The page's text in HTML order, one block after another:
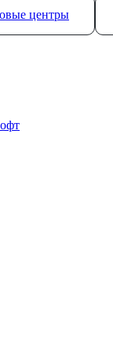
центры